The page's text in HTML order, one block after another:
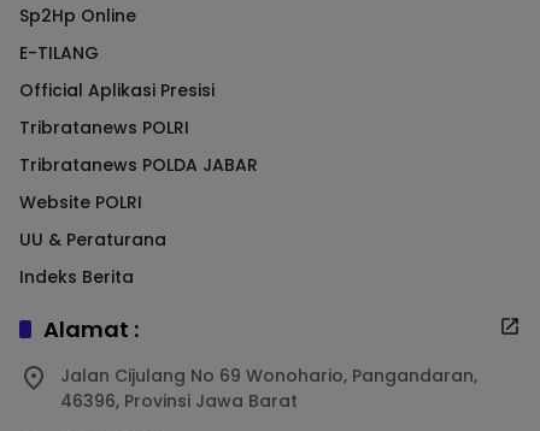
Sp2Hp Online
E-TILANG
Official Aplikasi Presisi
Tribratanews POLRI
Tribratanews POLDA JABAR
Website POLRI
UU & Peraturana
Indeks Berita
Alamat :
Jalan Cijulang No 69 Wonohario, Pangandaran,
46396, Provinsi Jawa Barat